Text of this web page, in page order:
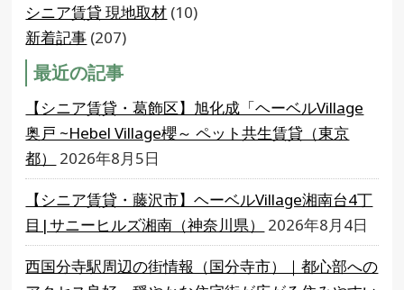
シニア賃貸 現地取材 (10)
新着記事 (207)
最近の記事
【シニア賃貸・葛飾区】旭化成「ヘーベルVillage
奥戸 ~Hebel Village櫻～ ペット共生賃貸（東京
都）
2026年8月5日
【シニア賃貸・藤沢市】ヘーベルVillage湘南台4丁
目|サニーヒルズ湘南（神奈川県）
2026年8月4日
西国分寺駅周辺の街情報（国分寺市）｜都心部への